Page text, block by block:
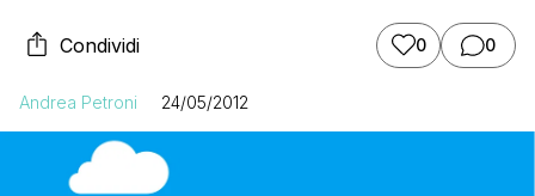
Condividi 0 0
Andrea Petroni 24/05/2012